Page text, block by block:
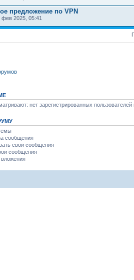
предложение по VPN
фев 2025, 05:41
нет зарегистрированных пользователей
сообщения
свои сообщения
сообщения
вложения